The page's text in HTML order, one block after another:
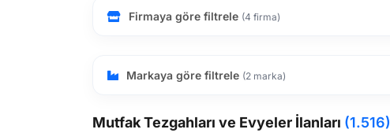
Firmaya göre filtrele (4 firma)
Markaya göre filtrele (2 marka)
Mutfak Tezgahları ve Evyeler İlanları (1.516)